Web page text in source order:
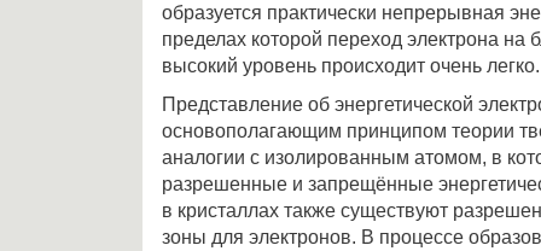
образуется практически непрерывная
пределах которой переход электрона
высокий уровень происходит очень легко.
Представление об энергетической
основополагающим принципом теории
аналогии с изолированным атомом, в
разрешенные и запрещённые
в кристаллах также существуют
зоны для электронов. В процессе